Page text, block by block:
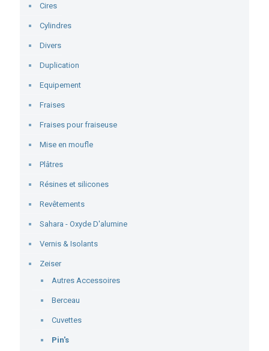
Cires
Cylindres
Divers
Duplication
Equipement
Fraises
Fraises pour fraiseuse
Mise en moufle
Plâtres
Résines et silicones
Revêtements
Sahara - Oxyde D'alumine
Vernis & Isolants
Zeiser
Autres Accessoires
Berceau
Cuvettes
Pin's